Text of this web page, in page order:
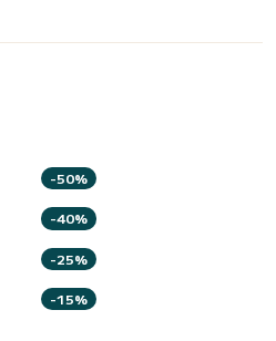
-50%
-40%
-25%
-15%